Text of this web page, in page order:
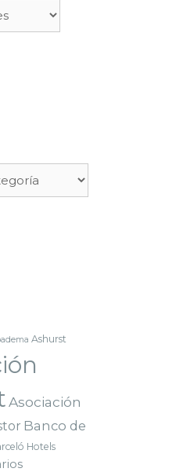
Ashurst
Asociación
Banco de
Hotels